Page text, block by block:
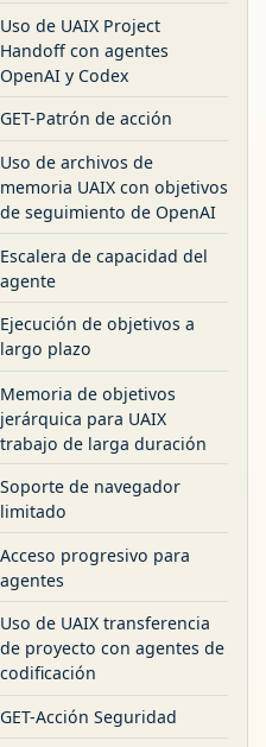
Uso de UAIX Project
Handoff con agentes
OpenAI y Codex
GET-Patrón de acción
Uso de archivos de
memoria UAIX con objetivos
de seguimiento de OpenAI
Escalera de capacidad del
agente
Ejecución de objetivos a
largo plazo
Memoria de objetivos
jerárquica para UAIX
trabajo de larga duración
Soporte de navegador
limitado
Acceso progresivo para
agentes
Uso de UAIX transferencia
de proyecto con agentes de
codificación
GET-Acción Seguridad